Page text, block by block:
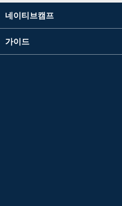
네이티브캠프
가이드